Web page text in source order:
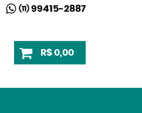
(11)99415-2887
R$ 0,00